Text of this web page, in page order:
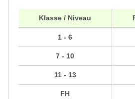
Klasse / Niveau
1 - 6
7 - 10
11 - 13
FH